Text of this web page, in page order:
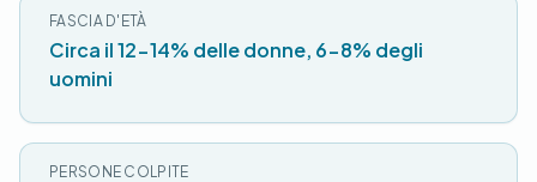
FASCIA D'ETÀ
Circa il 12-14% delle donne, 6-8% degli
uomini
PERSONE COLPITE